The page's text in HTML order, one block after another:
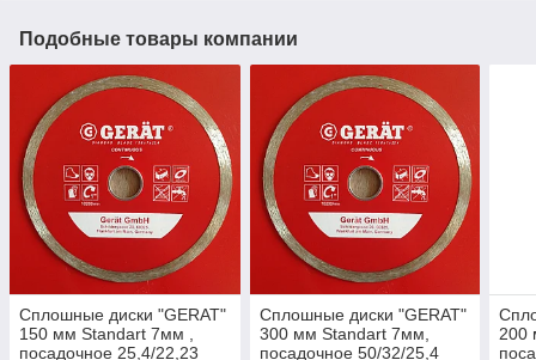
Подобные товары компании
Сплошные диски "GERAT"
150 мм Standart 7мм ,
посадочное 25,4/22,23
Сплошные диски "GERAT"
300 мм Standart 7мм,
посадочное 50/32/25,4
200